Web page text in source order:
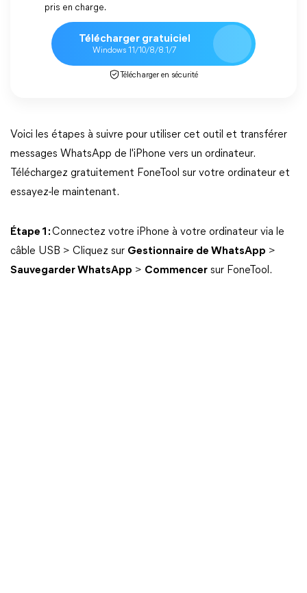
pris en charge.
Télécharger gratuiciel
Windows 11/10/8/8.1/7
Télécharger en sécurité
Voici les étapes à suivre pour utiliser cet outil et transférer
messages WhatsApp de l'iPhone vers un ordinateur.
Téléchargez gratuitement FoneTool sur votre ordinateur et
essayez-le maintenant.
Étape 1 :Connectez votre iPhone à votre ordinateur via le
câble USB > Cliquez sur Gestionnaire de WhatsApp >
Sauvegarder WhatsApp > Commencer sur FoneTool.